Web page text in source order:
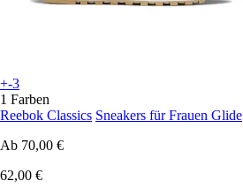
+-3
1 Farben
Reebok Classics Sneakers für Frauen Glide
Ab 70,00 €
62,00 €